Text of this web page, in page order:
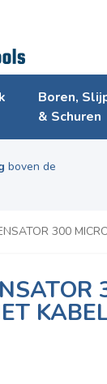
Boren,
& Schuren
boven de
300